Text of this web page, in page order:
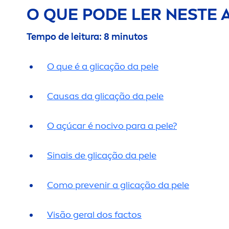
O QUE PODE LER NESTE
Tempo de leitura: 8 minutos
O que é a glicação da pele
Causas da glicação da pele
O açúcar é nocivo para a pele?
Sinais de glicação da pele
Como prevenir a glicação da pele
Visão geral dos factos